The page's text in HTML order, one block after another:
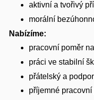
aktivní a tvořivý
morální
Nabízíme:
pracovní poměr
práci ve stabilní
přátelský a
příjemné pracovní